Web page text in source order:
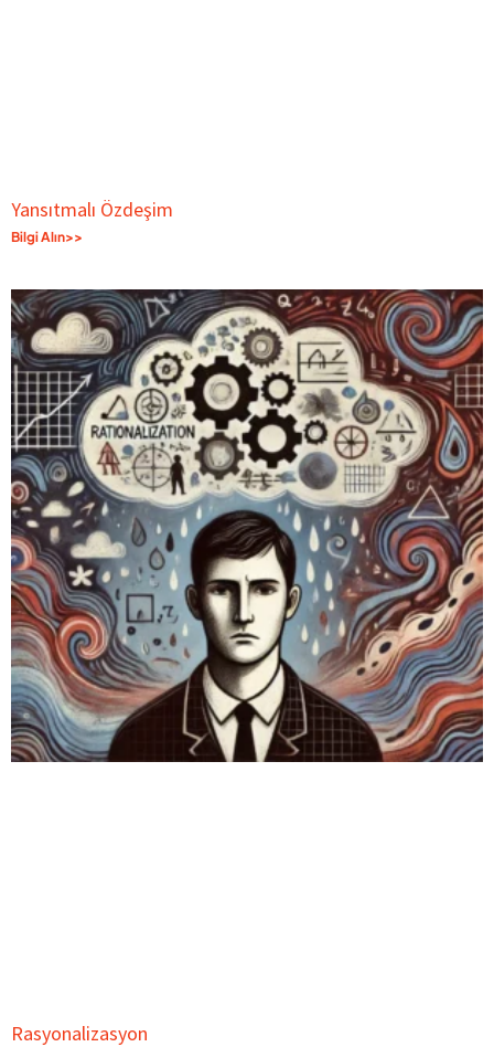
Yansıtmalı Özdeşim
Bilgi Alın>>
Rasyonalizasyon